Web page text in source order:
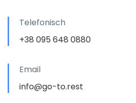
Telefonisch
+38 095 648 0880
Email
info@go-to.rest